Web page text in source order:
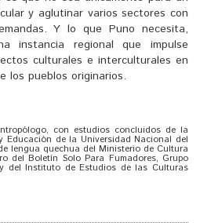
y aglutinar varios sectores con
Y lo que Puno necesita,
instancia regional que impulse
culturales e interculturales en
los pueblos originarios.
con estudios concluidos de la
Educación de la Universidad Nacional del
lengua quechua del Ministerio de Cultura
del Boletín Solo Para Fumadores, Grupo
del Instituto de Estudios de las Culturas